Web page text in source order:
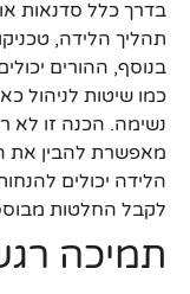
בדרך כלל סדנאות
תהליך הלידה,
בנוסף, ההורים
כמו שיטות לניהול
נשימה. הכנה זו לא
מאפשרת להבין את
הלידה יכולים
לקבל החלטות
תמיכה